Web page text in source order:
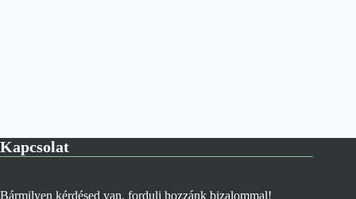
Kapcsolat
Bármilyen kérdésed van, fordulj hozzánk bizalommal!